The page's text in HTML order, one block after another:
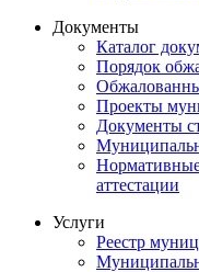
Документы
Каталог
Порядок
Проекты
Документы
аттестации
Услуги
Реестр